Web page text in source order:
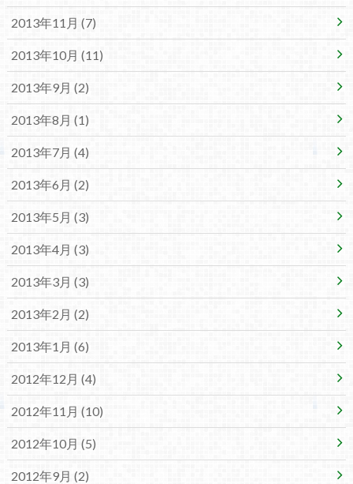
2013年11月 (7)
2013年10月 (11)
2013年9月 (2)
2013年8月 (1)
2013年7月 (4)
2013年6月 (2)
2013年5月 (3)
2013年4月 (3)
2013年3月 (3)
2013年2月 (2)
2013年1月 (6)
2012年12月 (4)
2012年11月 (10)
2012年10月 (5)
2012年9月 (2)